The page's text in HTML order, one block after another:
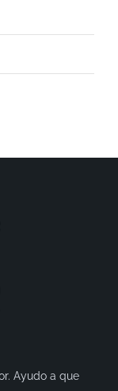
Ayudo a que